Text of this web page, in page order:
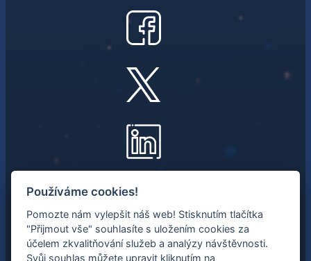
NEWSLETTER
Mějte přehled o nejnovějších
vesmírných aktivitách.
Používáme cookies!
Pomozte nám vylepšit náš web! Stisknutím tlačítka
"Přijmout vše" souhlasíte s uložením cookies za
účelem zkvalitňování služeb a analýzy návštěvnosti.
Svůj souhlas můžete upravit kliknutím na